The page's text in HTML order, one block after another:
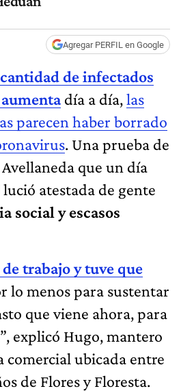
Agregar PERFIL en Google
de infectados
día a día,las
parecen haber borrado
. Una prueba de
que un día
atestada de gente
social y escasos
trabajo y tuve que
lo menos para sustentar
que viene ahora, para
explicó Hugo, mantero
comercial ubicada entre
de Flores y Floresta.